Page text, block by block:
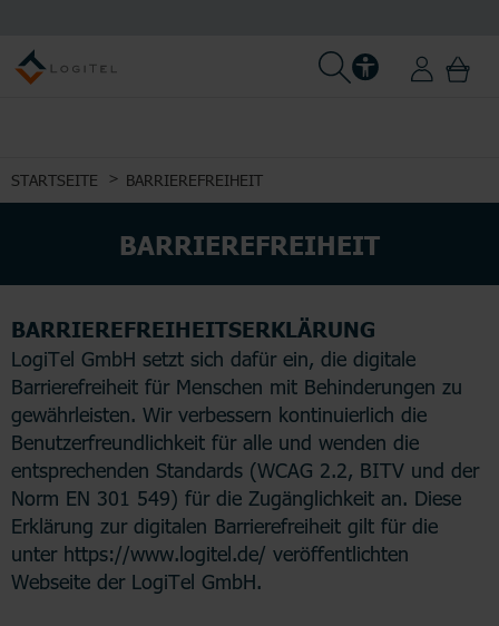
STARTSEITE BARRIEREFREIHEIT
BARRIEREFREIHEIT
BARRIEREFREIHEITSERKLÄRUNG
LogiTel GmbH setzt sich dafür ein, die digitale
Barrierefreiheit für Menschen mit Behinderungen zu
gewährleisten. Wir verbessern kontinuierlich die
Benutzerfreundlichkeit für alle und wenden die
entsprechenden Standards (WCAG 2.2, BITV und der
Norm EN 301 549) für die Zugänglichkeit an. Diese
Erklärung zur digitalen Barrierefreiheit gilt für die
unter https://www.logitel.de/ veröffentlichten
Webseite der LogiTel GmbH.